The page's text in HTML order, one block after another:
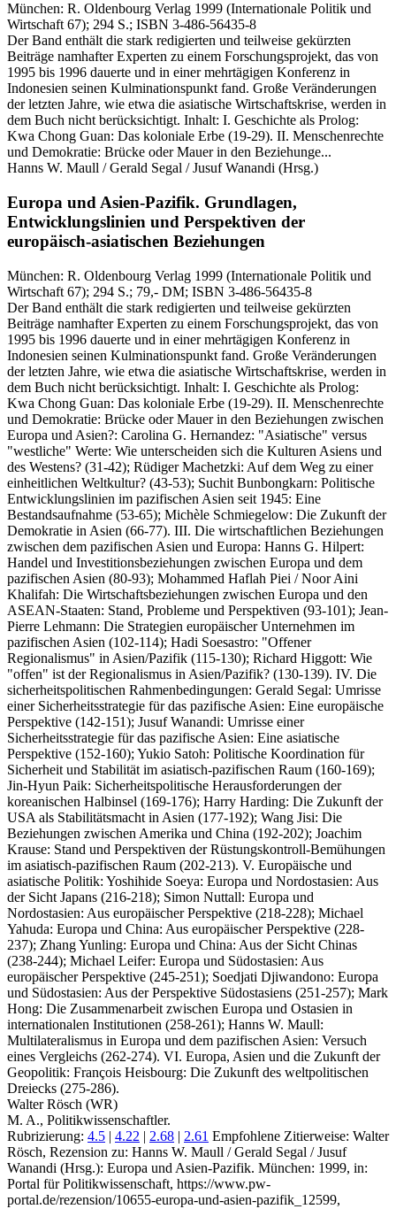
München: R. Oldenbourg Verlag 1999 (Internationale Politik und
Wirtschaft 67); 294 S.; ISBN 3-486-56435-8
Der Band enthält die stark redigierten und teilweise gekürzten
Beiträge namhafter Experten zu einem Forschungsprojekt, das von
1995 bis 1996 dauerte und in einer mehrtägigen Konferenz in
Indonesien seinen Kulminationspunkt fand. Große Veränderungen
der letzten Jahre, wie etwa die asiatische Wirtschaftskrise, werden in
dem Buch nicht berücksichtigt. Inhalt: I. Geschichte als Prolog:
Kwa Chong Guan: Das koloniale Erbe (19-29). II. Menschenrechte
und Demokratie: Brücke oder Mauer in den Beziehunge...
Hanns W. Maull / Gerald Segal / Jusuf Wanandi (Hrsg.)
Europa und Asien-Pazifik. Grundlagen,
Entwicklungslinien und Perspektiven der
europäisch-asiatischen Beziehungen
München: R. Oldenbourg Verlag 1999 (Internationale Politik und
Wirtschaft 67); 294 S.; 79,- DM; ISBN 3-486-56435-8
Der Band enthält die stark redigierten und teilweise gekürzten
Beiträge namhafter Experten zu einem Forschungsprojekt, das von
1995 bis 1996 dauerte und in einer mehrtägigen Konferenz in
Indonesien seinen Kulminationspunkt fand. Große Veränderungen
der letzten Jahre, wie etwa die asiatische Wirtschaftskrise, werden in
dem Buch nicht berücksichtigt. Inhalt: I. Geschichte als Prolog:
Kwa Chong Guan: Das koloniale Erbe (19-29). II. Menschenrechte
und Demokratie: Brücke oder Mauer in den Beziehungen zwischen
Europa und Asien?: Carolina G. Hernandez: "Asiatische" versus
"westliche" Werte: Wie unterscheiden sich die Kulturen Asiens und
des Westens? (31-42); Rüdiger Machetzki: Auf dem Weg zu einer
einheitlichen Weltkultur? (43-53); Suchit Bunbongkarn: Politische
Entwicklungslinien im pazifischen Asien seit 1945: Eine
Bestandsaufnahme (53-65); Michèle Schmiegelow: Die Zukunft der
Demokratie in Asien (66-77). III. Die wirtschaftlichen Beziehungen
zwischen dem pazifischen Asien und Europa: Hanns G. Hilpert:
Handel und Investitionsbeziehungen zwischen Europa und dem
pazifischen Asien (80-93); Mohammed Haflah Piei / Noor Aini
Khalifah: Die Wirtschaftsbeziehungen zwischen Europa und den
ASEAN-Staaten: Stand, Probleme und Perspektiven (93-101); Jean-
Pierre Lehmann: Die Strategien europäischer Unternehmen im
pazifischen Asien (102-114); Hadi Soesastro: "Offener
Regionalismus" in Asien/Pazifik (115-130); Richard Higgott: Wie
"offen" ist der Regionalismus in Asien/Pazifik? (130-139). IV. Die
sicherheitspolitischen Rahmenbedingungen: Gerald Segal: Umrisse
einer Sicherheitsstrategie für das pazifische Asien: Eine europäische
Perspektive (142-151); Jusuf Wanandi: Umrisse einer
Sicherheitsstrategie für das pazifische Asien: Eine asiatische
Perspektive (152-160); Yukio Satoh: Politische Koordination für
Sicherheit und Stabilität im asiatisch-pazifischen Raum (160-169);
Jin-Hyun Paik: Sicherheitspolitische Herausforderungen der
koreanischen Halbinsel (169-176); Harry Harding: Die Zukunft der
USA als Stabilitätsmacht in Asien (177-192); Wang Jisi: Die
Beziehungen zwischen Amerika und China (192-202); Joachim
Krause: Stand und Perspektiven der Rüstungskontroll-Bemühungen
im asiatisch-pazifischen Raum (202-213). V. Europäische und
asiatische Politik: Yoshihide Soeya: Europa und Nordostasien: Aus
der Sicht Japans (216-218); Simon Nuttall: Europa und
Nordostasien: Aus europäischer Perspektive (218-228); Michael
Yahuda: Europa und China: Aus europäischer Perspektive (228-
237); Zhang Yunling: Europa und China: Aus der Sicht Chinas
(238-244); Michael Leifer: Europa und Südostasien: Aus
europäischer Perspektive (245-251); Soedjati Djiwandono: Europa
und Südostasien: Aus der Perspektive Südostasiens (251-257); Mark
Hong: Die Zusammenarbeit zwischen Europa und Ostasien in
internationalen Institutionen (258-261); Hanns W. Maull:
Multilateralismus in Europa und dem pazifischen Asien: Versuch
eines Vergleichs (262-274). VI. Europa, Asien und die Zukunft der
Geopolitik: François Heisbourg: Die Zukunft des weltpolitischen
Dreiecks (275-286).
Walter Rösch (WR)
M. A., Politikwissenschaftler.
Rubrizierung: 4.5 | 4.22 | 2.68 | 2.61 Empfohlene Zitierweise: Walter
Rösch, Rezension zu: Hanns W. Maull / Gerald Segal / Jusuf
Wanandi (Hrsg.): Europa und Asien-Pazifik. München: 1999, in:
Portal für Politikwissenschaft, https://www.pw-
portal.de/rezension/10655-europa-und-asien-pazifik_12599,